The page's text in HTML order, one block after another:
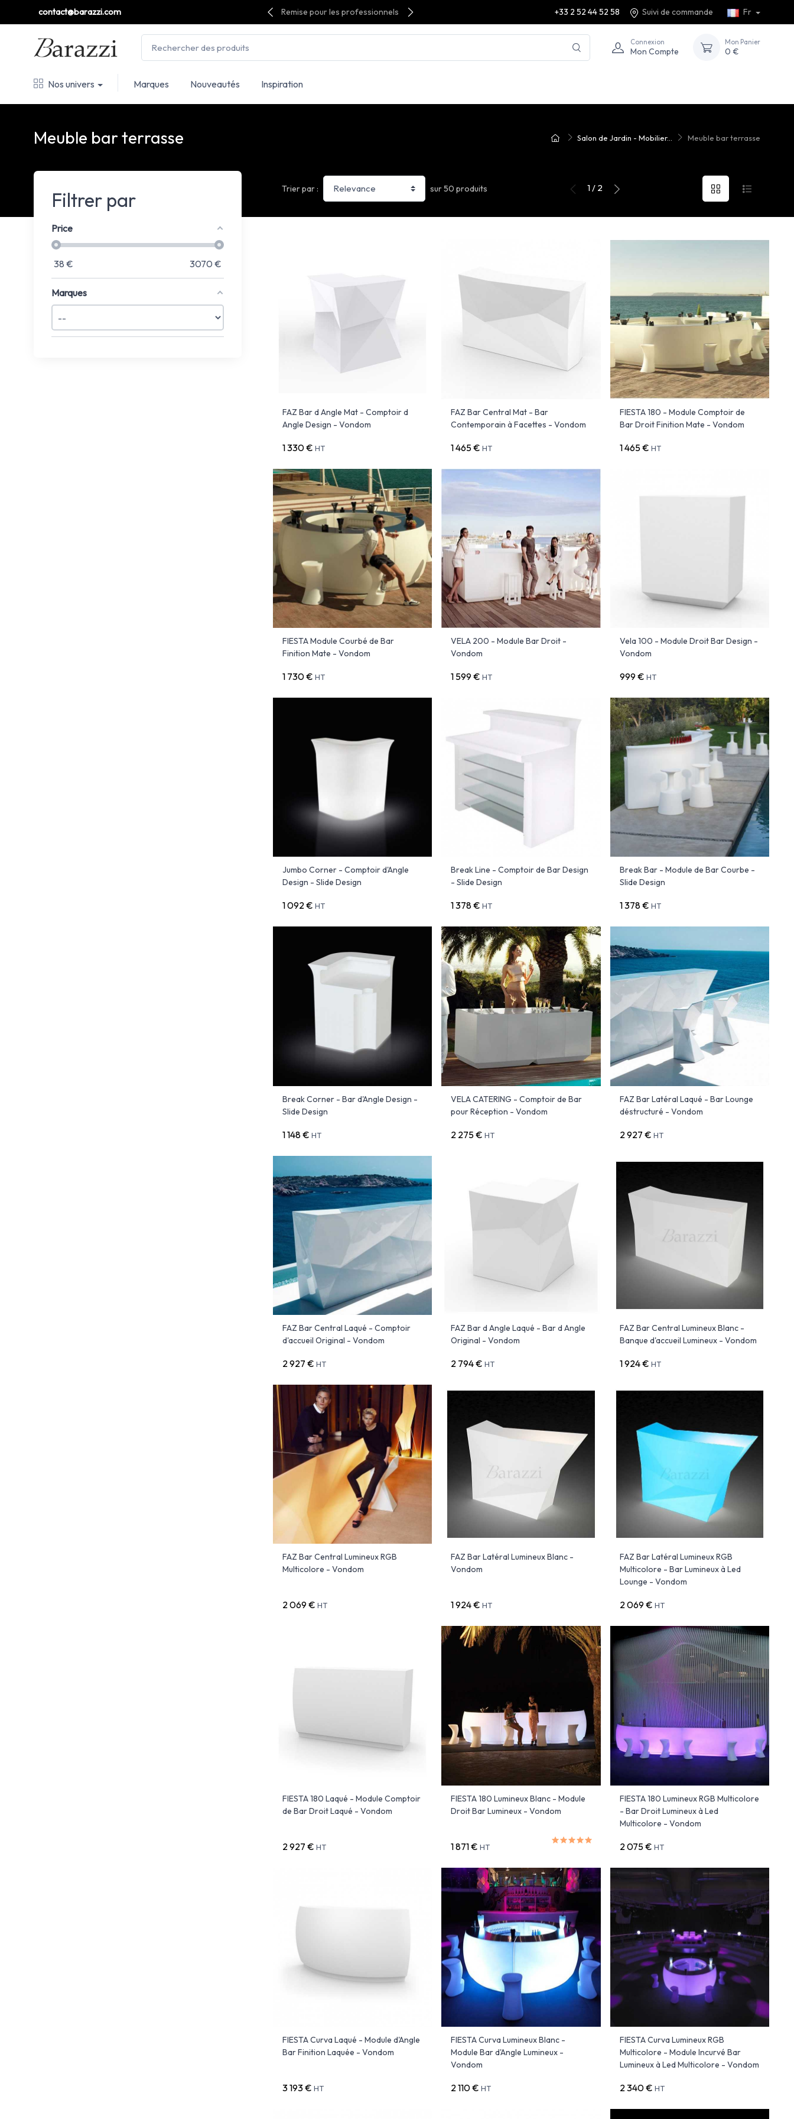
contact@barazzi.com Remise pour les professionnels +33 2 52 44 52 58 Suivi de commande Fr
Connexion
Mon Compte
Mon Panier
0 €
Nos univers Marques Nouveautés Inspiration
Salon de Jardin - Mobilier... Meuble bar terrasse
Meuble bar terrasse
Filtrer par
Price
38 € 3070 €
Marques
Trier par : sur 50 produits 1 / 2
FAZ Bar d Angle Mat - Comptoir d
Angle Design - Vondom
1 330 € HT
FAZ Bar Central Mat - Bar
Contemporain à Facettes - Vondom
1 465 € HT
FIESTA 180 - Module Comptoir de
Bar Droit Finition Mate - Vondom
1 465 € HT
FIESTA Module Courbé de Bar
Finition Mate - Vondom
1 730 € HT
VELA 200 - Module Bar Droit -
Vondom
1 599 € HT
Vela 100 - Module Droit Bar Design -
Vondom
999 € HT
Jumbo Corner - Comptoir d'Angle
Design - Slide Design
1 092 € HT
Break Line - Comptoir de Bar Design
- Slide Design
1 378 € HT
Break Bar - Module de Bar Courbe -
Slide Design
1 378 € HT
Break Corner - Bar d'Angle Design -
Slide Design
1 148 € HT
VELA CATERING - Comptoir de Bar
pour Réception - Vondom
2 275 € HT
FAZ Bar Latéral Laqué - Bar Lounge
déstructuré - Vondom
2 927 € HT
FAZ Bar Central Laqué - Comptoir
d'accueil Original - Vondom
2 927 € HT
FAZ Bar d Angle Laqué - Bar d Angle
Original - Vondom
2 794 € HT
FAZ Bar Central Lumineux Blanc -
Banque d'accueil Lumineux - Vondom
1 924 € HT
FAZ Bar Central Lumineux RGB
Multicolore - Vondom
2 069 € HT
FAZ Bar Latéral Lumineux Blanc -
Vondom
1 924 € HT
FAZ Bar Latéral Lumineux RGB
Multicolore - Bar Lumineux à Led
Lounge - Vondom
2 069 € HT
FIESTA 180 Laqué - Module Comptoir
de Bar Droit Laqué - Vondom
2 927 € HT
FIESTA 180 Lumineux Blanc - Module
Droit Bar Lumineux - Vondom
1 871 € HT
FIESTA 180 Lumineux RGB Multicolore
- Bar Droit Lumineux à Led
Multicolore - Vondom
2 075 € HT
FIESTA Curva Laqué - Module d'Angle
Bar Finition Laquée - Vondom
3 193 € HT
FIESTA Curva Lumineux Blanc -
Module Bar d'Angle Lumineux -
Vondom
2 110 € HT
FIESTA Curva Lumineux RGB
Multicolore - Module Incurvé Bar
Lumineux à Led Multicolore - Vondom
2 340 € HT